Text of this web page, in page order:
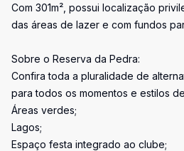
Com 301m², possui localização
das áreas de lazer e com fundos
Sobre o Reserva da Pedra:
Confira toda a pluralidade de
para todos os momentos e estilos
Áreas verdes;
Lagos;
Espaço festa integrado ao clube;